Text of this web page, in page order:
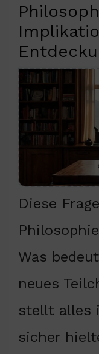
Diese
Was
neues
stellt alles
sicher